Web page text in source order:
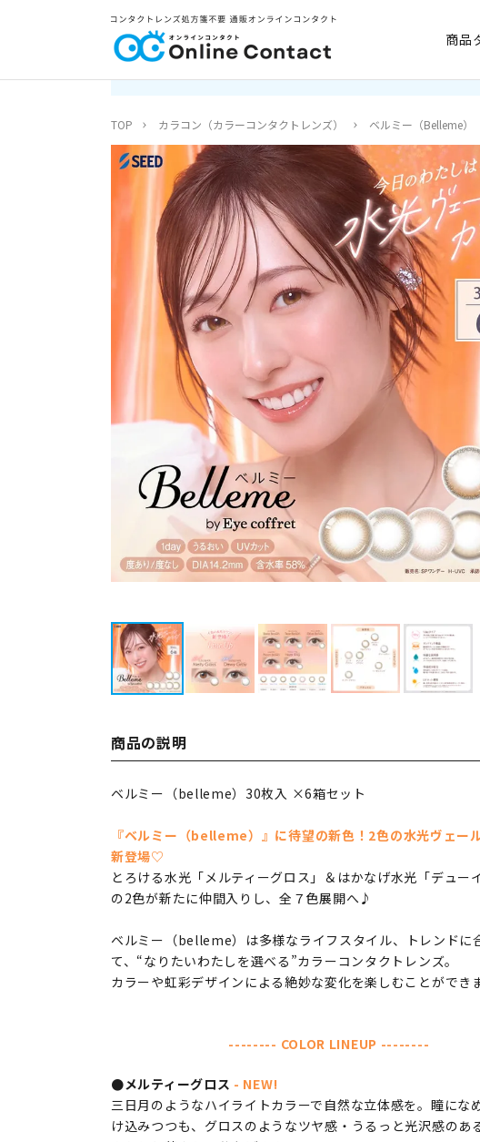
商品
TOP カラコン（カラーコンタクトレンズ） ベルミー（Belleme）
商品の説明
ベルミー（belleme）30枚入 ×6箱セット
『ベルミー（belleme）』に待望の新色！2色の水光ヴェー
新登場♡
とろける水光「メルティーグロス」＆はかなげ水光「デュー
の2色が新たに仲間入りし、全７色展開へ♪
ベルミー（belleme）は多様なライフスタイル、トレンドに
て、“なりたいわたしを選べる”カラーコンタクトレンズ。
カラーや虹彩デザインによる絶妙な変化を楽しむことができ
-------- COLOR LINEUP --------
●メルティーグロス - NEW!
三日月のようなハイライトカラーで自然な立体感を。瞳にな
け込みつつも、グロスのようなツヤ感・うるっと光沢感のあ